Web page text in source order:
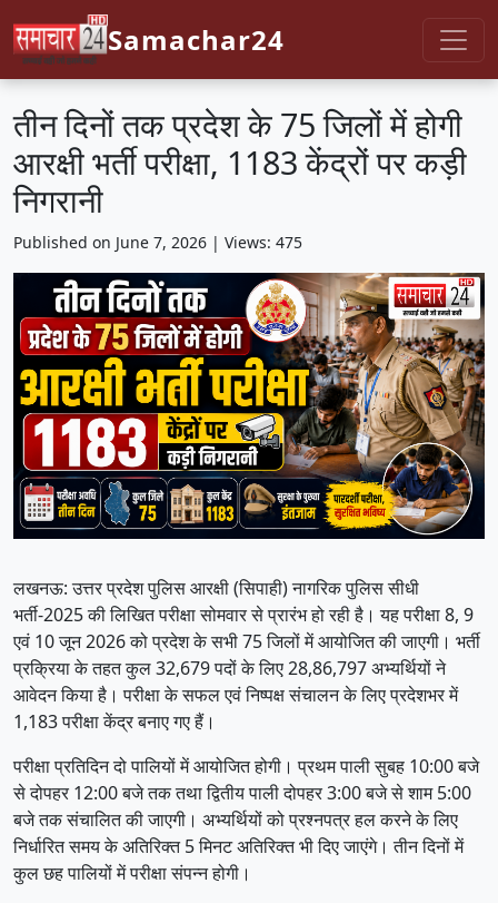
Samachar24
तीन दिनों तक प्रदेश के 75 जिलों में होगी
आरक्षी भर्ती परीक्षा, 1183 केंद्रों पर कड़ी
निगरानी
Published on June 7, 2026 | Views: 475
लखनऊ: उत्तर प्रदेश पुलिस आरक्षी (सिपाही) नागरिक पुलिस सीधी
भर्ती-2025 की लिखित परीक्षा सोमवार से प्रारंभ हो रही है। यह परीक्षा 8, 9
एवं 10 जून 2026 को प्रदेश के सभी 75 जिलों में आयोजित की जाएगी। भर्ती
प्रक्रिया के तहत कुल 32,679 पदों के लिए 28,86,797 अभ्यर्थियों ने
आवेदन किया है। परीक्षा के सफल एवं निष्पक्ष संचालन के लिए प्रदेशभर में
1,183 परीक्षा केंद्र बनाए गए हैं।
परीक्षा प्रतिदिन दो पालियों में आयोजित होगी। प्रथम पाली सुबह 10:00 बजे
से दोपहर 12:00 बजे तक तथा द्वितीय पाली दोपहर 3:00 बजे से शाम 5:00
बजे तक संचालित की जाएगी। अभ्यर्थियों को प्रश्नपत्र हल करने के लिए
निर्धारित समय के अतिरिक्त 5 मिनट अतिरिक्त भी दिए जाएंगे। तीन दिनों में
कुल छह पालियों में परीक्षा संपन्न होगी।